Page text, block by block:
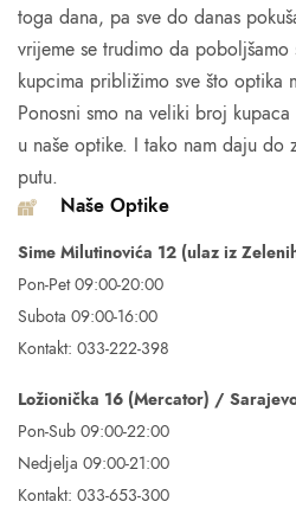
toga dana, pa sve do danas
vrijeme se trudimo da
kupcima približimo sve što optika
Ponosni smo na veliki broj
u naše optike. I tako nam daju do
putu.
Naše Optike
Sime Milutinovića 12 (ulaz iz
Pon-Pet 09:00-20:00
Subota 09:00-16:00
Kontakt: 033-222-398
Ložionička 16 (Mercator) /
Pon-Sub 09:00-22:00
Nedjelja 09:00-21:00
Kontakt: 033-653-300